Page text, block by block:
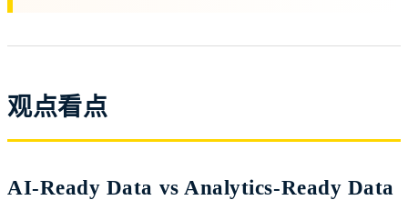
观点看点
AI-Ready Data vs Analytics-Ready Data